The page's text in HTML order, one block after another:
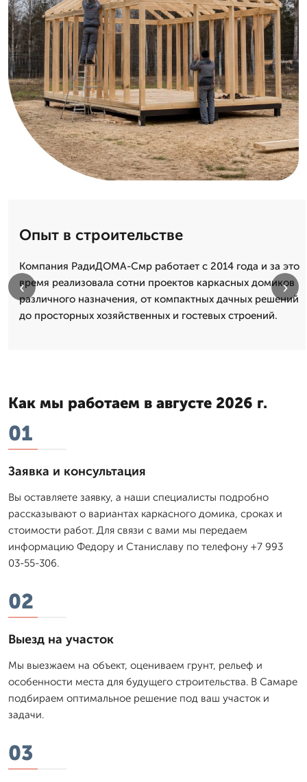
Опыт в строительстве
Компания РадиДОМА-Смр работает с 2014 года и за это
время реализовала сотни проектов каркасных домиков
различного назначения, от компактных дачных решений
до просторных хозяйственных и гостевых строений.
‹ ›
Как мы работаем в августе 2026 г.
01
Заявка и консультация
Вы оставляете заявку, а наши специалисты подробно
рассказывают о вариантах каркасного домика, сроках и
стоимости работ. Для связи с вами мы передаем
информацию Федору и Станиславу по телефону +7 993
03-55-306.
02
Выезд на участок
Мы выезжаем на объект, оцениваем грунт, рельеф и
особенности места для будущего строительства. В Самаре
подбираем оптимальное решение под ваш участок и
задачи.
03